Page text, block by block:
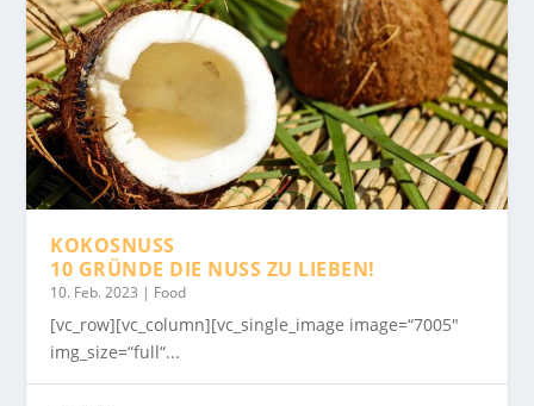
KOKOSNUSS
10 GRÜNDE DIE NUSS ZU LIEBEN!
10. Feb. 2023 | Food
[vc_row][vc_column][vc_single_image image=“7005″
img_size=“full“...